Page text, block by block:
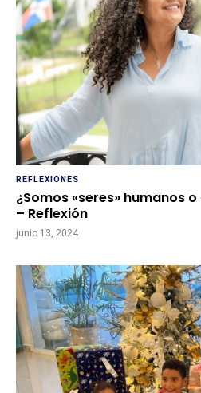
REFLEXIONES
¿Somos «seres» humanos
– Reflexión
junio 13, 2024